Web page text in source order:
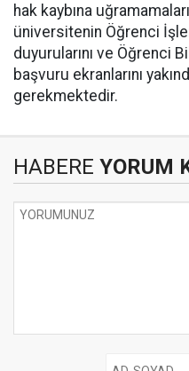
hak kaybına
üniversitenin Öğrenci
duyurularını ve Öğrenci
başvuru ekranlarını
gerekmektedir.
HABERE YORUM